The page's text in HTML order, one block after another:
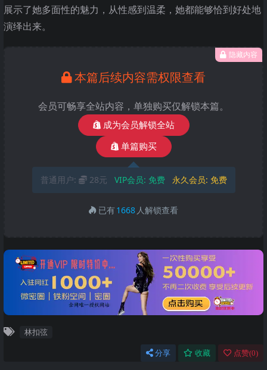
展示了她多面性的魅力，从性感到温柔，她都能够恰到好处地
演绎出来。
隐藏内容
本篇后续内容需权限查看
会员可畅享全站内容，单独购买仅解锁本篇。
成为会员解锁全站
单篇购买
普通用户: 28元 VIP会员: 免费 永久会员: 免费
已有1668 人解锁查看
林扣弦
分享 收藏 点赞(0)